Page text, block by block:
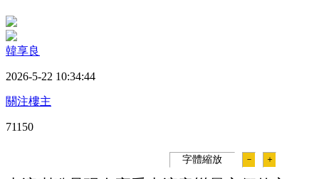
韓享良
2026-5-22 10:34:44
關注樓主
71150
字體縮放 － ＋